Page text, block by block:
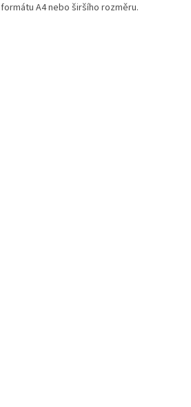
formátu A4 nebo širšího rozměru.